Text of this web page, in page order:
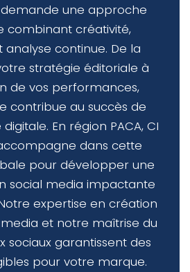
une approche
combinant créativité,
continue. De la
stratégie éditoriale à
de vos performances,
contribue au succès de
En région PACA, CI
dans cette
pour développer une
social media impactante
expertise en création
et notre maîtrise du
sociaux garantissent des
pour votre marque.